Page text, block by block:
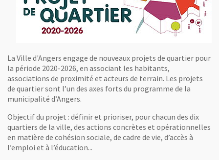
La Ville d'Angers engage de nouveaux projets de quartier pour
la période 2020-2026, en associant les habitants,
associations de proximité et acteurs de terrain. Les projets
de quartier sont l’un des axes forts du programme de la
municipalité d’Angers.
Objectif du projet : définir et prioriser, pour chacun des dix
quartiers de la ville, des actions concrètes et opérationnelles
en matière de cohésion sociale, de cadre de vie, d’accès à
l’emploi et à l’éducation...